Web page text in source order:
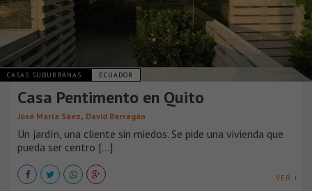
CASAS SUBURBANAS ECUADOR
Casa Pentimento en Quito
José María Sáez, David Barragán
Un jardín, una cliente sin miedos. Se pide una vivienda que
pueda ser centro [...]
VER +